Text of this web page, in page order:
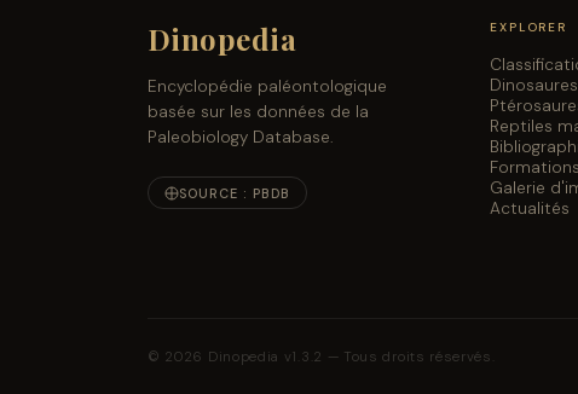
Dinopedia
Encyclopédie paléontologique
basée sur les données de la
Paleobiology Database.
SOURCE : PBDB
EXPLORER
Dinosaures
Reptiles
Galerie
Actualités
© 2026 Dinopedia v1.3.2 — Tous droits réservés.